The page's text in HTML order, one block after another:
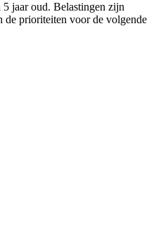
jaar oud. Belastingen zijn
de prioriteiten voor de volgende